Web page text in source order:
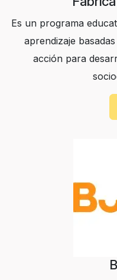
Es un programa
aprendizaje
acción para